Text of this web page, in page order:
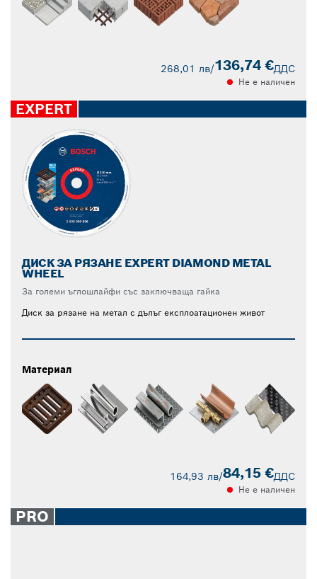
268,01 лв/136,74 €ДДС
Не е наличен
EXPERT
ДИСК ЗА РЯЗАНЕ EXPERT DIAMOND METAL
WHEEL
За големи ъглошлайфи със заключваща гайка
Диск за рязане на метал с дълъг експлоатационен живот
Материал
164,93 лв/84,15 €ДДС
Не е наличен
PRO